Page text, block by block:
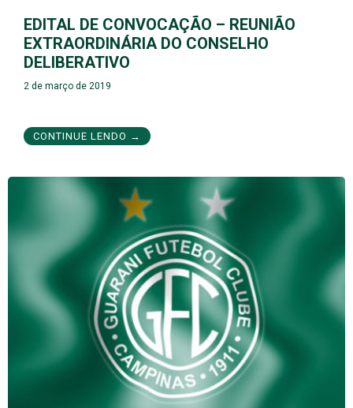
EDITAL DE CONVOCAÇÃO – REUNIÃO
EXTRAORDINÁRIA DO CONSELHO
DELIBERATIVO
2 de março de 2019
CONTINUE LENDO →